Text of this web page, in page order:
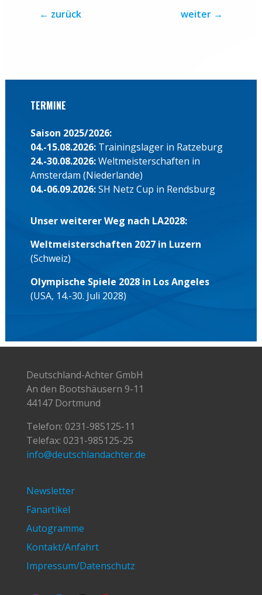
← zurück weiter →
TERMINE
Saison 2025/2026:
04.-15.08.2026: Trainingslager in Ratzeburg
24.-30.08.2026:Weltmeisterschaften in
Amsterdam (Niederlande)
04.-06.09.2026:SH Netz Cup in Rendsburg
Unser weiterer Weg nach LA2028:
Weltmeisterschaften 2027 in Luzern
(Schweiz)
Olympische Spiele 2028 in Los Angeles
(USA, 14.-30. Juli 2028)
Deutschland-Achter GmbH
An den Bootshäusern 9-11
44147 Dortmund
Telefon: 0231-985125-11
Telefax: 0231-985125-25
info@deutschlandachter.de
Newsletter
Fanartikel
Autogramme
Kontakt/Anfahrt
Impressum/Datenschutz